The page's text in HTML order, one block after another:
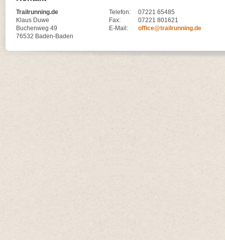
Trailrunning.de
Klaus Duwe
Buchenweg 49
76532 Baden-Baden
Telefon:
07221 65485
Fax:
07221 801621
E-Mail:
office@trailrunning.de